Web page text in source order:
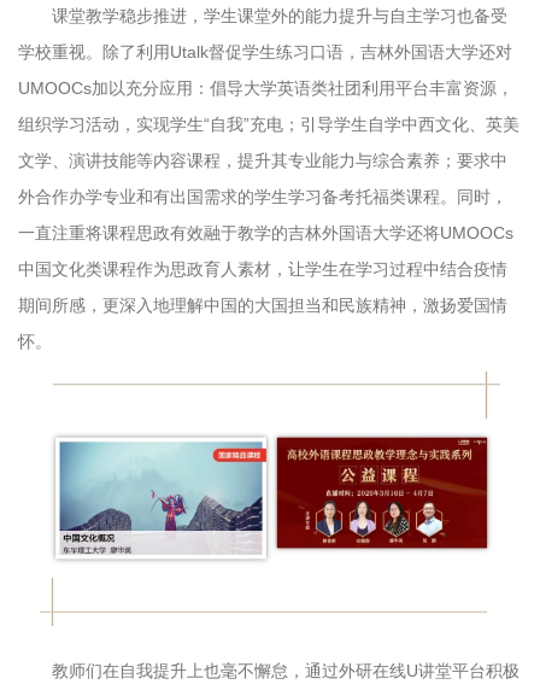
课堂教学稳步推进，学生课堂外的能力提升与自主学习也备受
学校重视。除了利用Utalk督促学生练习口语，吉林外国语大学还对
UMOOCs加以充分应用：倡导大学英语类社团利用平台丰富资源，
组织学习活动，实现学生“自我”充电；引导学生自学中西文化、英美
文学、演讲技能等内容课程，提升其专业能力与综合素养；要求中
外合作办学专业和有出国需求的学生学习备考托福类课程。同时，
一直注重将课程思政有效融于教学的吉林外国语大学还将UMOOCs
中国文化类课程作为思政育人素材，让学生在学习过程中结合疫情
期间所感，更深入地理解中国的大国担当和民族精神，激扬爱国情
怀。
教师们在自我提升上也毫不懈怠，通过外研在线U讲堂平台积极